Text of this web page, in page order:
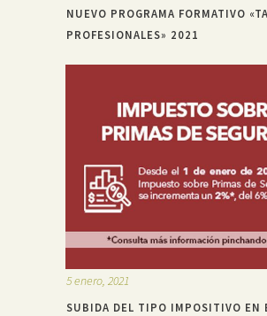
NUEVO PROGRAMA FORMATIVO
PROFESIONALES» 2021
5 enero, 2021
SUBIDA DEL TIPO IMPOSITIVO EN